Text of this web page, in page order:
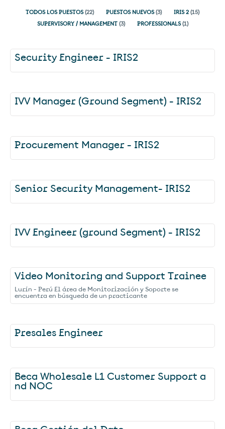
TODOS LOS PUESTOS (22) PUESTOS NUEVOS (3) IRIS 2 (15)
SUPERVISORY / MANAGEMENT (3) PROFESSIONALS (1)
Security Engineer - IRIS2
IVV Manager (Ground Segment) - IRIS2
Procurement Manager - IRIS2
Senior Security Management- IRIS2
IVV Engineer (ground Segment) - IRIS2
Video Monitoring and Support Trainee
Lurín - Perú El área de Monitorización y Soporte se
encuentra en búsqueda de un practicante
Presales Engineer
Beca Wholesale L1 Customer Support a
nd NOC